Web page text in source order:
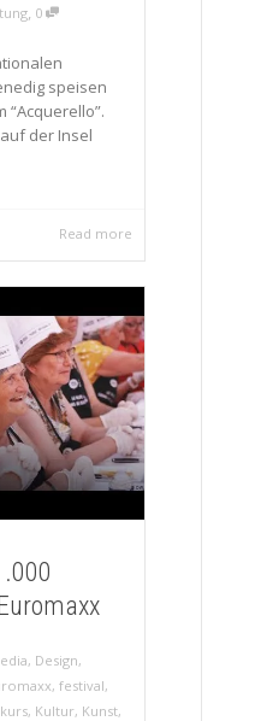
, 0
speisen
“Acquerello”.
der Insel
Read more
, Design,
, festival,
, Kultur, Kunst,